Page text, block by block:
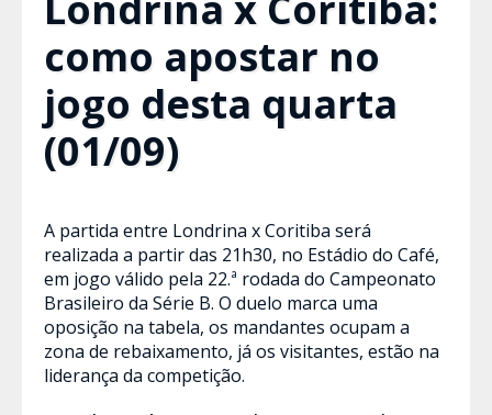
como apostar no
jogo desta quarta
(01/09)
A partida entre Londrina x Coritiba será
realizada a partir das 21h30, no Estádio do Café,
em jogo válido pela 22.ª rodada do Campeonato
Brasileiro da Série B. O duelo marca uma
oposição na tabela, os mandantes ocupam a
zona de rebaixamento, já os visitantes, estão na
liderança da competição.